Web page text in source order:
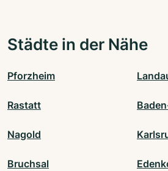
Städte in der Nähe
Pforzheim
Rastatt
Nagold
Bruchsal